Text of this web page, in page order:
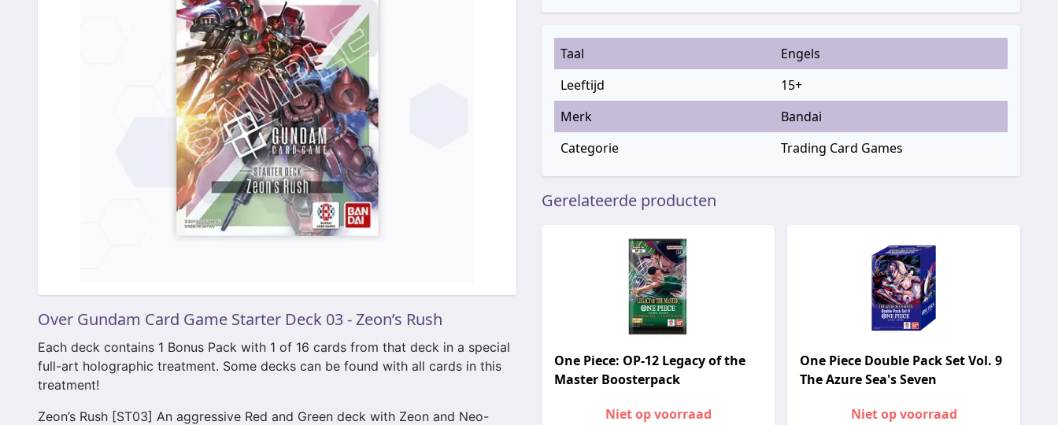
Over Gundam Card Game Starter Deck 03 - Zeon’s Rush
Each deck contains 1 Bonus Pack with 1 of 16 cards from that deck in a special
full-art holographic treatment. Some decks can be found with all cards in this
treatment!
Zeon’s Rush [ST03] An aggressive Red and Green deck with Zeon and Neo-
Taal
Engels
Leeftijd
15+
Merk
Bandai
Categorie
Trading Card Games
Gerelateerde producten
One Piece: OP-12 Legacy of the
Master Boosterpack
Niet op voorraad
One Piece Double Pack Set Vol. 9
The Azure Sea's Seven
Niet op voorraad